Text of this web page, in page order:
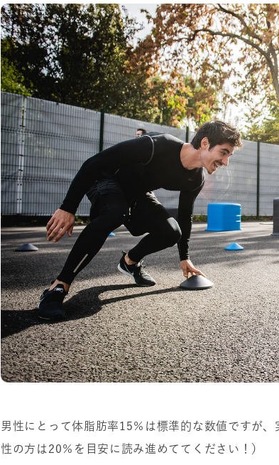
男性にとって体脂肪率15％は標準的な数値ですが
性の方は20％を目安に読み進めててください！）